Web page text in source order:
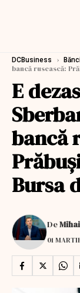
DCBusiness ›
bancă rusească:
E
bancă
Bursa
De
01